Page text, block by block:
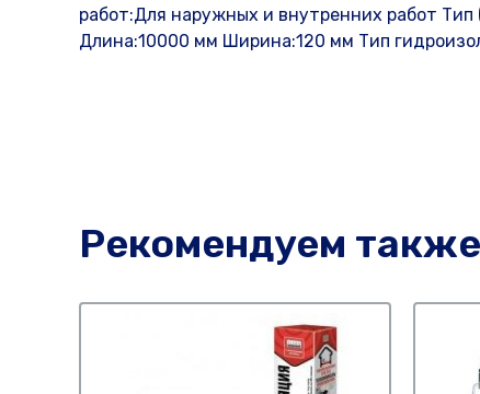
работ:Для наружных и внутренних работ
Длина:10000 мм Ширина:120 мм Тип
Рекомендуем также